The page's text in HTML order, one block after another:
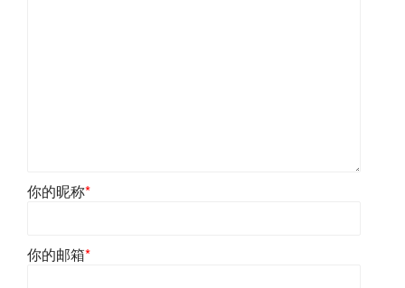
你的昵称*
你的邮箱*